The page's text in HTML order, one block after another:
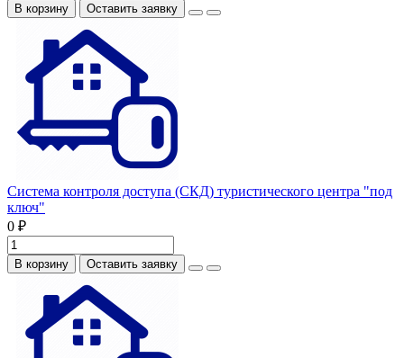
В корзину Оставить заявку
Система контроля доступа (СКД) туристического центра "под
ключ"
0 ₽
В корзину Оставить заявку